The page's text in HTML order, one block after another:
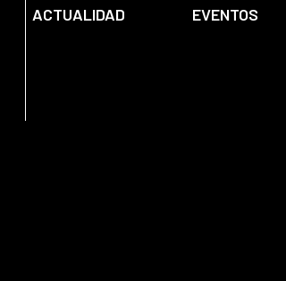
ACTUALIDAD
EVENTOS